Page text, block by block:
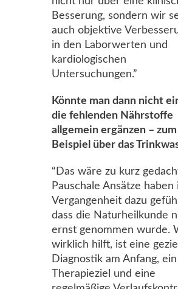
Besserung, sondern wir
auch objektive
in den Laborwerten und
kardiologischen
Untersuchungen.”
Könnte man dann nicht
die fehlenden Nährstoffe
allgemein ergänzen – zum
Beispiel über das
“Das wäre zu kurz
Pauschale Ansätze haben
Vergangenheit dazu
dass die Naturheilkunde
ernst genommen wurde.
wirklich hilft, ist eine
Diagnostik am Anfang,
Therapieziel und eine